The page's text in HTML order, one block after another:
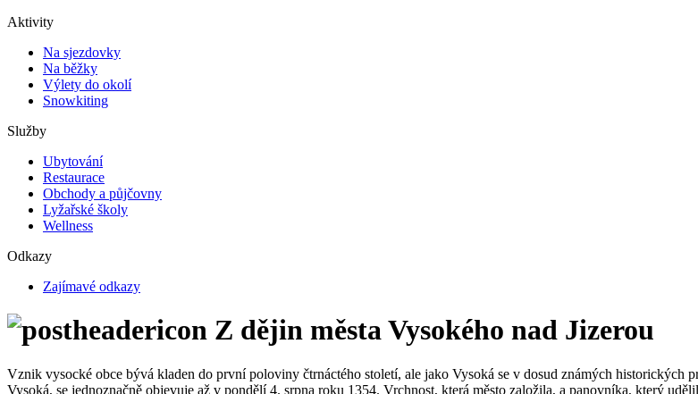
Aktivity
Na sjezdovky
Na běžky
Výlety do okolí
Snowkiting
Služby
Ubytování
Restaurace
Obchody a půjčovny
Lyžařské školy
Wellness
Odkazy
Zajímavé odkazy
Z dějin města Vysokého nad Jizerou
Vznik vysocké obce bývá kladen do první poloviny čtrnáctého století, ale jako Vysoká se v dosud známých historických
Vysoká, se jednoznačně objevuje až v pondělí 4. srpna roku 1354. Vrchnost, která město založila, a panovníka, který